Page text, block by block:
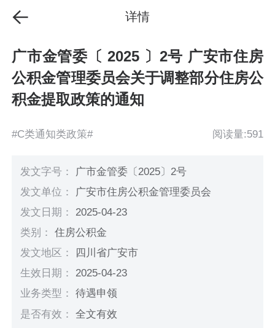
详情
广市金管委〔 2025 〕2号 广安市住房
公积金管理委员会关于调整部分住房公
积金提取政策的通知
#C类通知类政策# 阅读量:591
发文字号： 广市金管委〔2025〕2号
发文单位： 广安市住房公积金管理委员会
发文日期： 2025-04-23
类别：住房公积金
发文地区：
四川省广安市
生效日期： 2025-04-23
业务类型：待遇申领
是否有效：全文有效